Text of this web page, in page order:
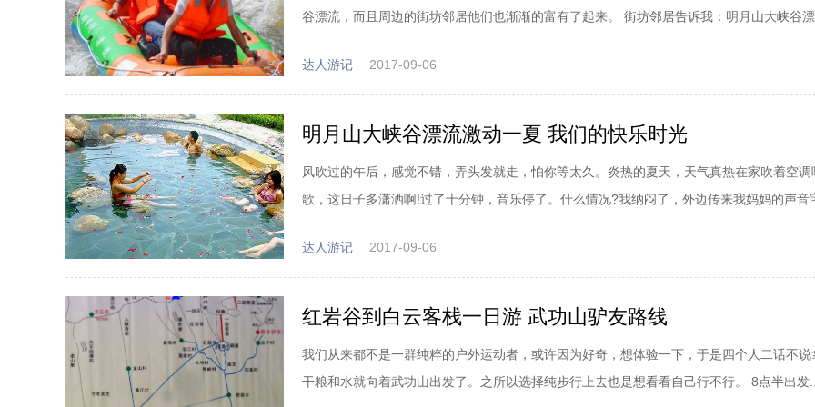
谷漂流，而且周边的街坊邻居他们也渐渐的富有了起来。 街坊邻居告诉我：明月山大峡谷漂
达人游记 2017-09-06
明月山大峡谷漂流激动一夏 我们的快乐时光
风吹过的午后，感觉不错，弄头发就走，怕你等太久。炎热的夏天，天气真热在家吹着空调
歌，这日子多潇洒啊!过了十分钟，音乐停了。什么情况?我纳闷了，外边传来我妈妈的声音
达人游记 2017-09-06
红岩谷到白云客栈一日游 武功山驴友路线
我们从来都不是一群纯粹的户外运动者，或许因为好奇，想体验一下，于是四个人二话不说
干粮和水就向着武功山出发了。之所以选择纯步行上去也是想看看自己行不行。 8点半出发...